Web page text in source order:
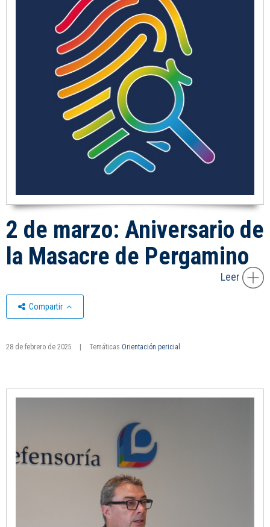
2 de marzo: Aniversario de
la Masacre de Pergamino
Leer
Compartir
28 de febrero de 2025 Temáticas Orientación pericial